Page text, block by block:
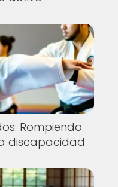
Rompiendo
discapacidad